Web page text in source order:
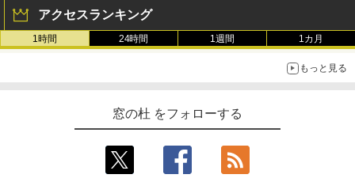
￥1,766
出す プロンプトの言葉 AI画像生成シリー
ズ (はぴーイラストLabo)
￥480
ンチディスプレイ、色調調節ライト、12
週間持続バッテリー、広告なし、ブラッ
ク
Amazon Kindle - 目に優しい、かさばら
ない、大きな画面で読みやすい、6週間持
書籍リーダー、ブラック、16GB、広告な
アクセスランキング
1時間 24時間 1週間 1カ月
もっと見る
窓の杜 をフォローする